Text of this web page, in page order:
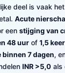
deel is vaak
Acute
een stijging van
48 uur of 1,5
7 dagen,
INR >5,0 als